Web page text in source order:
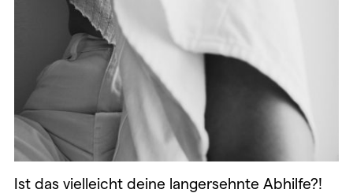
Ist das vielleicht deine langersehnte Abhilfe?!